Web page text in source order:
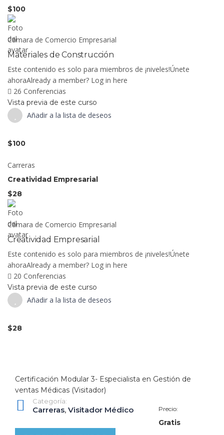
$100
Cámara de Comercio Empresarial
Materiales de Construcción
Este contenido es solo para miembros de ¡niveles!Únete
ahoraAlready a member? Log in here
26 Conferencias
Vista previa de este curso
Añadir a la lista de deseos
$100
Carreras
Creatividad Empresarial
$28
Cámara de Comercio Empresarial
Creatividad Empresarial
Este contenido es solo para miembros de ¡niveles!Únete
ahoraAlready a member? Log in here
20 Conferencias
Vista previa de este curso
Añadir a la lista de deseos
$28
Certificación Modular 3- Especialista en Gestión de
ventas Médicas (Visitador)
Categoría:
Carreras, Visitador Médico Precio:
Gratis